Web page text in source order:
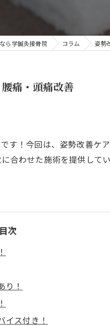
肩こり
ら学鍼灸接骨院 コラム 姿勢
痛・頭痛改善
！今回は、姿勢改善ケ
合わせた施術を提供して
目次
り！
イス付き！